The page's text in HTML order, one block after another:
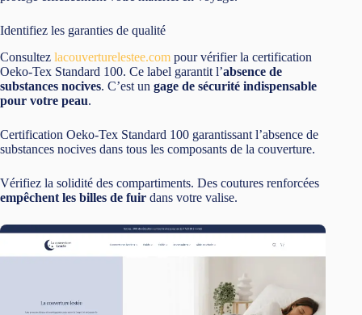
Identifiez les garanties de qualité
Consultez lacouverturelestee.com pour vérifier la certification
Oeko-Tex Standard 100. Ce label garantit l’absence de
substances nocives. C’est un gage de sécurité indispensable
pour votre peau.
Certification Oeko-Tex Standard 100 garantissant l’absence de
substances nocives dans tous les composants de la couverture.
Vérifiez la solidité des compartiments. Des coutures renforcées
empêchent les billes de fuir dans votre valise.